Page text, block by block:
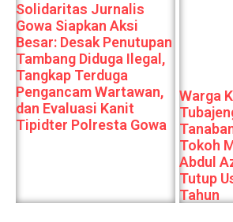
Solidaritas Jurnalis
Gowa Siapkan Aksi
Besar: Desak Penutupan
Tambang Diduga Ilegal,
Tangkap Terduga
Pengancam Wartawan,
dan Evaluasi Kanit
Tipidter Polresta Gowa
Warga
Tokoh
Abdul
Tutup
Tahun